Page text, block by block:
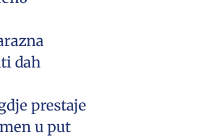
dah
prestaje
u put